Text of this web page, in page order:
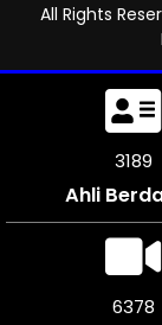
All Rights
3717
Ahli
7434